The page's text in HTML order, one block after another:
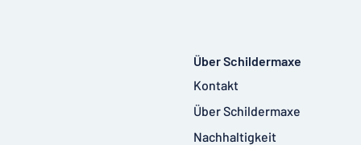
Über Schildermaxe
Kontakt
Über Schildermaxe
Nachhaltigkeit